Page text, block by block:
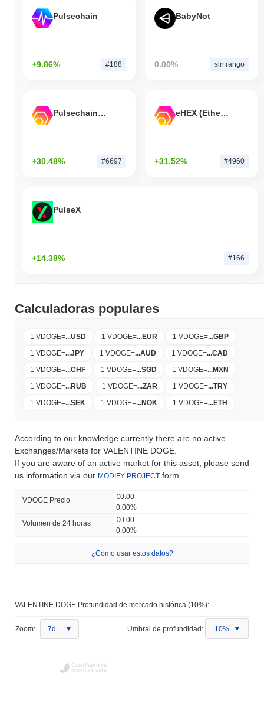
Pulsechain
+9.86% #188
BabyNot
0.00% sin rango
Pulsechain Bridged HEX (Pulsechain)
+30.48% #6697
eHEX (Ethereum)
+31.52% #4960
PulseX
+14.38% #166
Calculadoras populares
1 VDOGE=...USD 1 VDOGE=...EUR 1 VDOGE=...GBP
1 VDOGE=...JPY 1 VDOGE=...AUD 1 VDOGE=...CAD
1 VDOGE=...CHF 1 VDOGE=...SGD 1 VDOGE=...MXN
1 VDOGE=...RUB 1 VDOGE=...ZAR 1 VDOGE=...TRY
1 VDOGE=...SEK 1 VDOGE=...NOK 1 VDOGE=...ETH
According to our knowledge currently there are no active
Exchanges/Markets for VALENTINE DOGE.
If you are aware of an active market for this asset, please send
us information via our MODIFY PROJECT form.
VDOGE Precio
€0.00
0.00%
Volumen de 24 horas
€0.00
0.00%
¿Cómo usar estos datos?
VALENTINE DOGE Profundidad de mercado histórica (10%):
Zoom: 7d Umbral de profundidad: 10%